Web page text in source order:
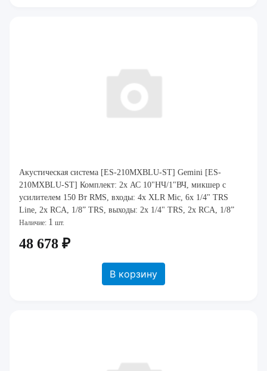
Акустическая система [ES-210MXBLU-ST] Gemini [ES-
210MXBLU-ST] Комплект: 2х АС 10"НЧ/1"ВЧ, микшер с
усилителем 150 Вт RMS, входы: 4x XLR Mic, 6x 1/4" TRS
Line, 2x RCA, 1/8” TRS, выходы: 2x 1/4" TRS, 2x RCA, 1/8”
TRS Headphones, 2х стойки, микрофон, кабели
Наличие: 1 шт.
48 678 ₽
В корзину